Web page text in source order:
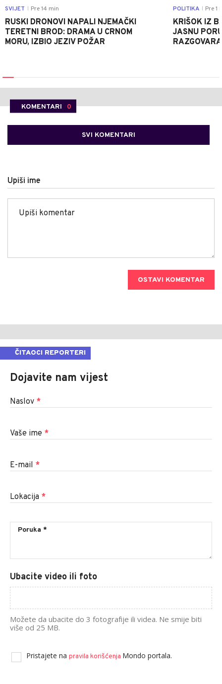
SVIJET Pre 14 min
RUSKI DRONOVI NAPALI NJEMAČKI
TERETNI BROD: DRAMA U CRNOM
MORU, IZBIO JEZIV POŽAR
POLITIKA Pre 1 h
KRIŠOK IZ
JASNU
KOMENTARI 0
SVI KOMENTARI
Upiši ime
OSTAVI KOMENTAR
ČITAOCI REPORTERI
Dojavite nam vijest
Naslov *
Vaše ime *
E-mail *
Lokacija *
Ubacite video ili foto
Možete da ubacite do 3 fotografije ili videa. Ne smije biti
više od 25 MB.
Pristajete na pravila korišćenja Mondo portala.